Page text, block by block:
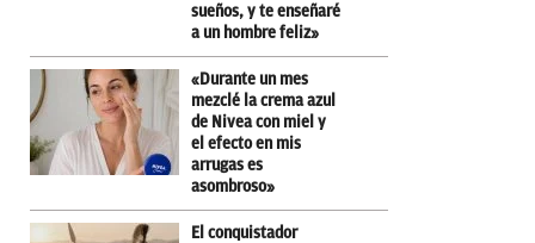
sueños, y te enseñaré
a un hombre feliz»
«Durante un mes
mezclé la crema azul
de Nivea con miel y
el efecto en mis
arrugas es
asombroso»
El conquistador